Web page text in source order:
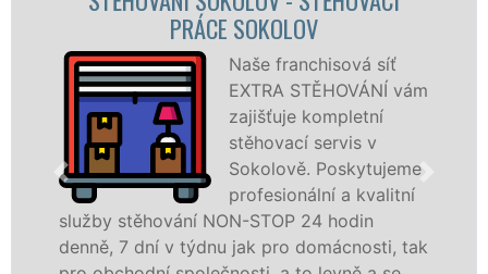
STĚHOVACÍ FIRMA SOKOLOV
Poskytujeme
stěhovací služby v
Sokolově na
špičkové úrovni se
speciální stěhovací
technikou. Tyto
služby zajišťujeme domácnostem i firmám v
celém okresu Sokolov se zárukou kvality